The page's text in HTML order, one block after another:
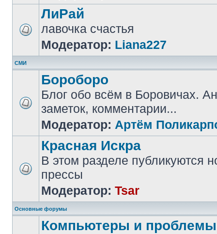
ЛиРай
лавочка счастья
Модератор: Liana227
СМИ
Бороборо
Блог обо всём в Боровичах.
заметок, комментарии...
Модератор: Артём
Красная Искра
В этом разделе публикуются
прессы
Модератор: Tsar
Основные форумы
Компьютеры и